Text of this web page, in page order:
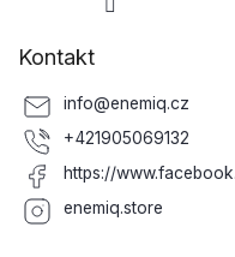
Kontakt
info@enemiq.cz
+421905069132
https://
enemiq.store